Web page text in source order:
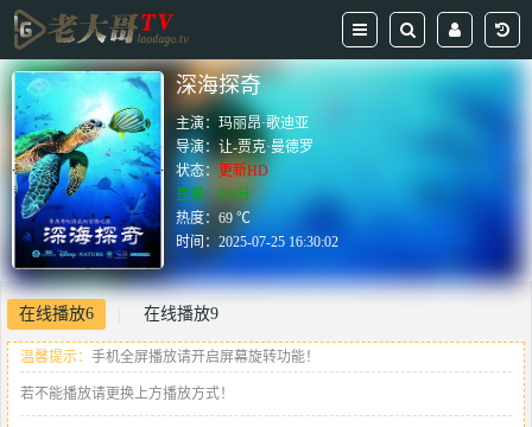
深海探奇
主演：玛丽昂·歌迪亚
导演：让-贾克·曼德罗
状态： 更新HD
豆瓣：0.0分
热度：69 ℃
时间：2025-07-25 16:30:02
在线播放6 在线播放9
温馨提示： 手机全屏播放请开启屏幕旋转功能！
若不能播放请更换上方播放方式！